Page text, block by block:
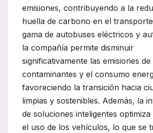
emisiones, contribuyendo a la
huella de carbono en el
gama de autobuses eléctricos y
la compañía permite disminuir
significativamente las emisiones de
contaminantes y el consumo
favoreciendo la transición hacia
limpias y sostenibles. Además, la
de soluciones inteligentes
el uso de los vehículos, lo que se